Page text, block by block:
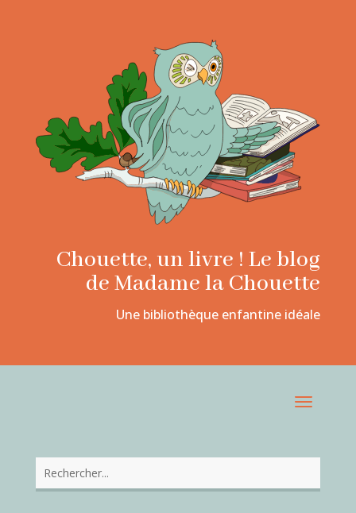
Chouette, un livre ! Le blog
de Madame la Chouette
Une bibliothèque enfantine idéale